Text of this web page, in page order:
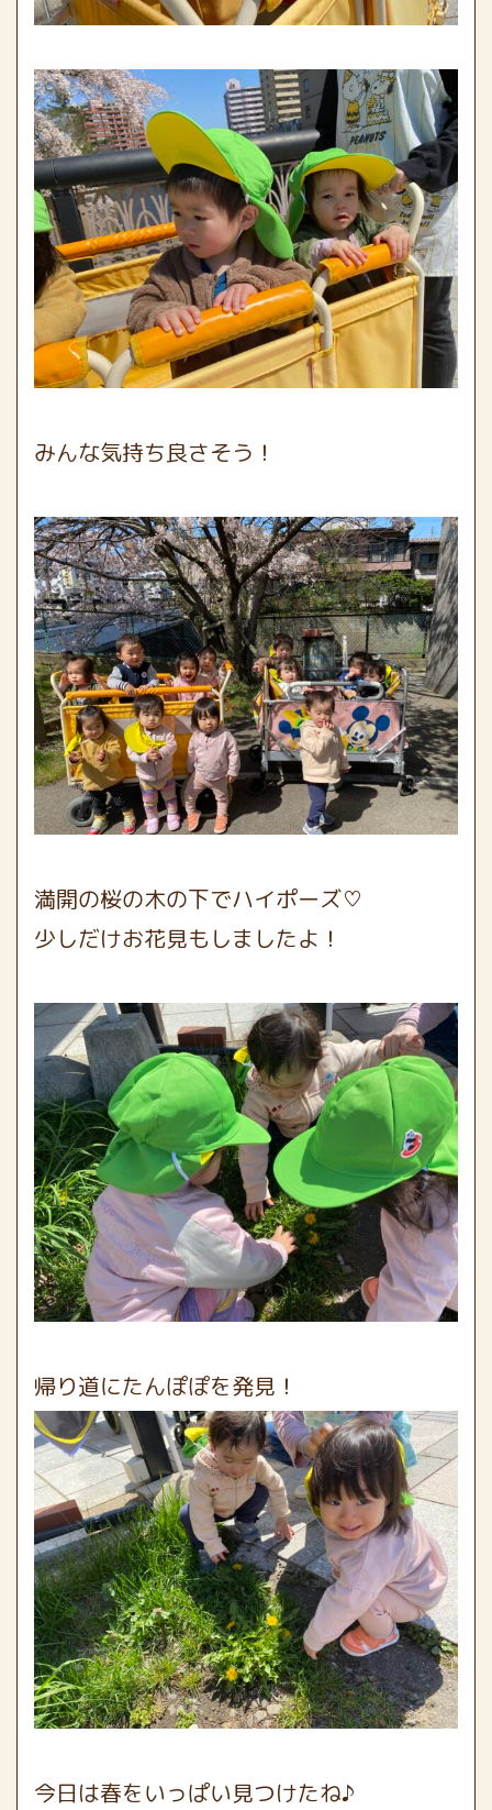
みんな気持ち良さそう！
満開の桜の木の下でハイポーズ♡
少しだけお花見もしましたよ！
帰り道にたんぽぽを発見！
今日は春をいっぱい見つけたね♪